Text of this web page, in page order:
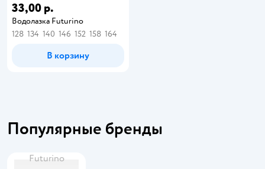
33,00 р.
Водолазка Futurino
128 134 140 146 152 158 164
В корзину
Популярные бренды
Futurino